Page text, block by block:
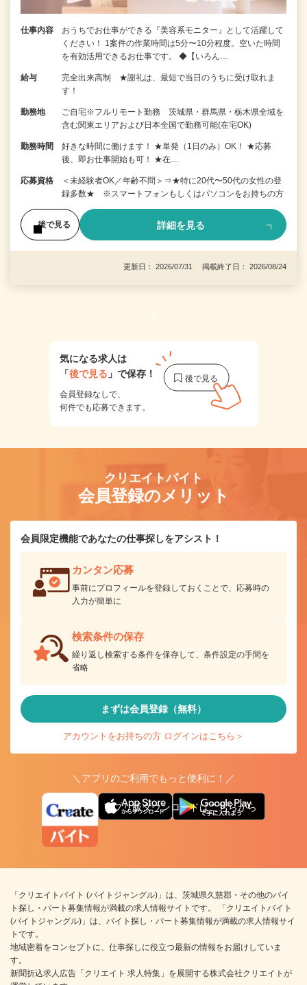
仕事内容
おうちでお仕事ができる『美容系モニター』として活躍して
ください！ 1案件の作業時間は5分〜10分程度。空いた時間
を有効活用できるお仕事です。 ◆【いろん…
給与
完全出来高制 ★謝礼は、最短で当日のうちに受け取れま
す！
勤務地
ご自宅※フルリモート勤務 茨城県・群馬県・栃木県全域を
含む関東エリアおよび日本全国で勤務可能(在宅OK)
勤務時間
好きな時間に働けます！ ★単発（1日のみ）OK！ ★応募
後、即お仕事開始も可！ ★在…
応募資格
＜未経験者OK／年齢不問＞⇒★特に20代〜50代の女性の登
録多数★ ※スマートフォンもしくはパソコンをお持ちの方
後で見る 詳細を見る
更新日： 2026/07/31 掲載終了日： 2026/08/24
1
気になる求人は
「後で見る 」で保存！
会員登録なしで、
何件でも応募できます。
クリエイトバイト
会員登録のメリット
会員限定機能であなたの仕事探しをアシスト！
カンタン応募
事前にプロフィールを登録しておくことで、応募時の
入力が簡単に
検索条件の保存
繰り返し検索する条件を保存して、条件設定の手間を
省略
まずは会員登録（無料）
アカウントをお持ちの方 ログインはこちら＞
＼アプリのご利用でもっと便利に！／
アプリ版ダウンロードはこちらから
「クリエイトバイト (バイトジャングル)」は、茨城県久慈郡・その他のバイ
ト探し・パート募集情報が満載の求人情報サイトです。 「クリエイトバイト
(バイトジャングル)」は、バイト探し・パート募集情報が満載の求人情報サイ
トです。
地域密着をコンセプトに、仕事探しに役立つ最新の情報をお届けしていま
す。
新聞折込求人広告「クリエイト 求人特集」を展開する株式会社クリエイトが